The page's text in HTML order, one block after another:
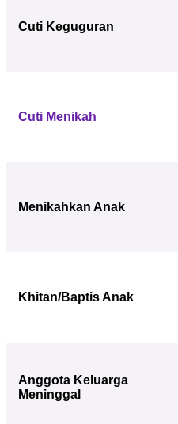
Cuti Keguguran
Cuti Menikah
Menikahkan Anak
Khitan/Baptis Anak
Anggota Keluarga
Meninggal